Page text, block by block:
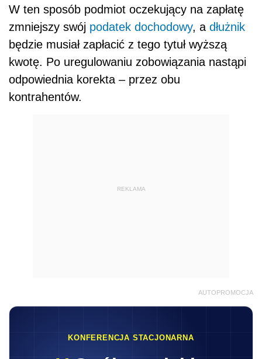
W ten sposób podmiot oczekujący na zapłatę
zmniejszy swój podatek dochodowy, a dłużnik
będzie musiał zapłacić z tego tytuł wyższą
kwotę. Po uregulowaniu zobowiązania nastąpi
odpowiednia korekta – przez obu
kontrahentów.
REKLAMA
AUTOPROMOCJA
KONFERENCJA STACJONARNA